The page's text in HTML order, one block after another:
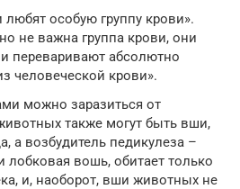
особую группу крови».
не важна группа крови, они
переваривают абсолютно
человеческой крови».
можно заразиться от
также могут быть вши,
а возбудитель педикулеза –
лобковая вошь, обитает только
и, наоборот, вши животных не